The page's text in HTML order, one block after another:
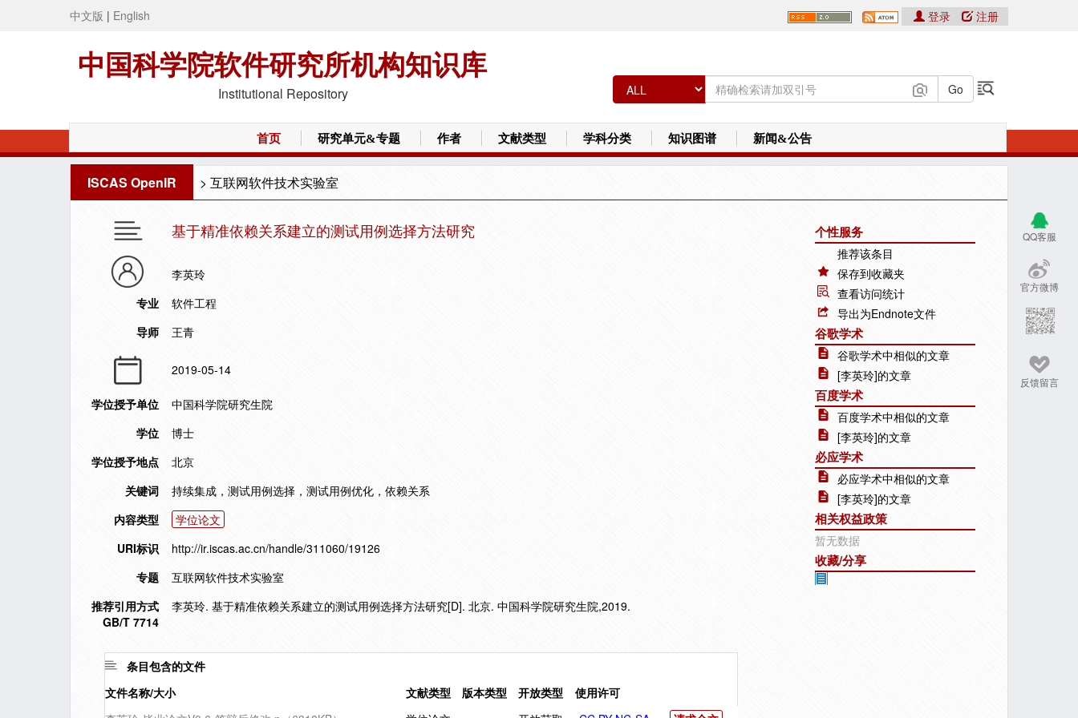
中文版 | English
中国科学院软件研究所机构知识库
Institutional Repository
登录 注册
首页 研究单元&专题 作者 文献类型 学科分类 知识图谱 新闻&公告
ISCAS OpenIR > 互联网软件技术实验室
QQ客服
官方微博
反馈留言
基于精准依赖关系建立的测试用例选择方法研究
李英玲
专业
软件工程
导师
王青
2019-05-14
学位授予单位
中国科学院研究生院
学位
博士
学位授予地点
北京
关键词
持续集成，测试用例选择，测试用例优化，依赖关系
内容类型
学位论文
URI标识
http://ir.iscas.ac.cn/handle/311060/19126
专题
互联网软件技术实验室
推荐引用方式
GB/T 7714
李英玲. 基于精准依赖关系建立的测试用例选择方法研究[D]. 北京. 中国科学院研究生院,2019.
条目包含的文件
文件名称/大小
文献类型 版本类型 开放类型
使用许可
个性服务
推荐该条目
保存到收藏夹
查看访问统计
导出为Endnote文件
谷歌学术
谷歌学术中相似的文章
[李英玲]的文章
百度学术
百度学术中相似的文章
[李英玲]的文章
必应学术
必应学术中相似的文章
[李英玲]的文章
相关权益政策
暂无数据
收藏/分享